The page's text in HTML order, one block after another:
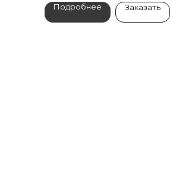
Подробнее Заказать